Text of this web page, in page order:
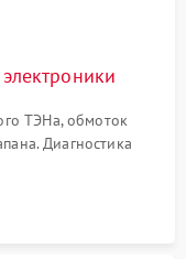
ТЭНа, обмоток
Диагностика
мутности,
управления.